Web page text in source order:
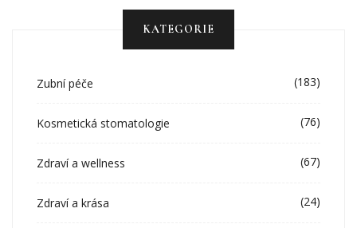
KATEGORIE
Zubní péče (183)
Kosmetická stomatologie (76)
Zdraví a wellness (67)
Zdraví a krása (24)